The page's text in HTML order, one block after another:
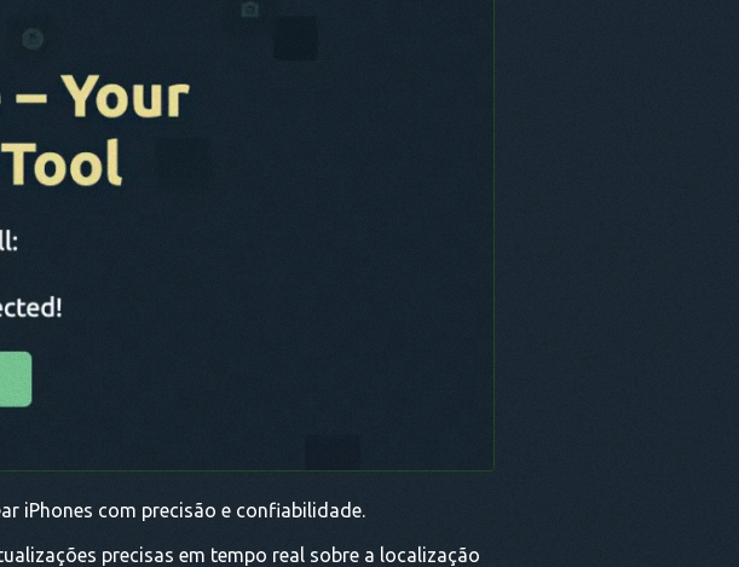
iPhones com precisão e confiabilidade.
precisas em tempo real sobre a localização